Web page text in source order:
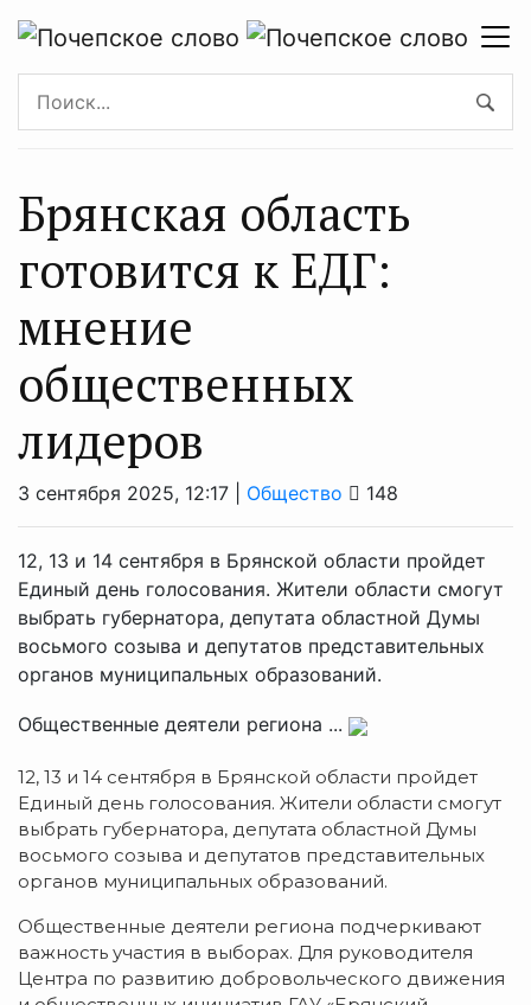
Брянская область
готовится к ЕДГ:
мнение
общественных
лидеров
3 сентября 2025, 12:17 | Общество 148
12, 13 и 14 сентября в Брянской области пройдет
Единый день голосования. Жители области смогут
выбрать губернатора, депутата областной Думы
восьмого созыва и депутатов представительных
органов муниципальных образований.
Общественные деятели региона ...
12, 13 и 14 сентября в Брянской области пройдет
Единый день голосования. Жители области смогут
выбрать губернатора, депутата областной Думы
восьмого созыва и депутатов представительных
органов муниципальных образований.
Общественные деятели региона подчеркивают
важность участия в выборах. Для руководителя
Центра по развитию добровольческого движения